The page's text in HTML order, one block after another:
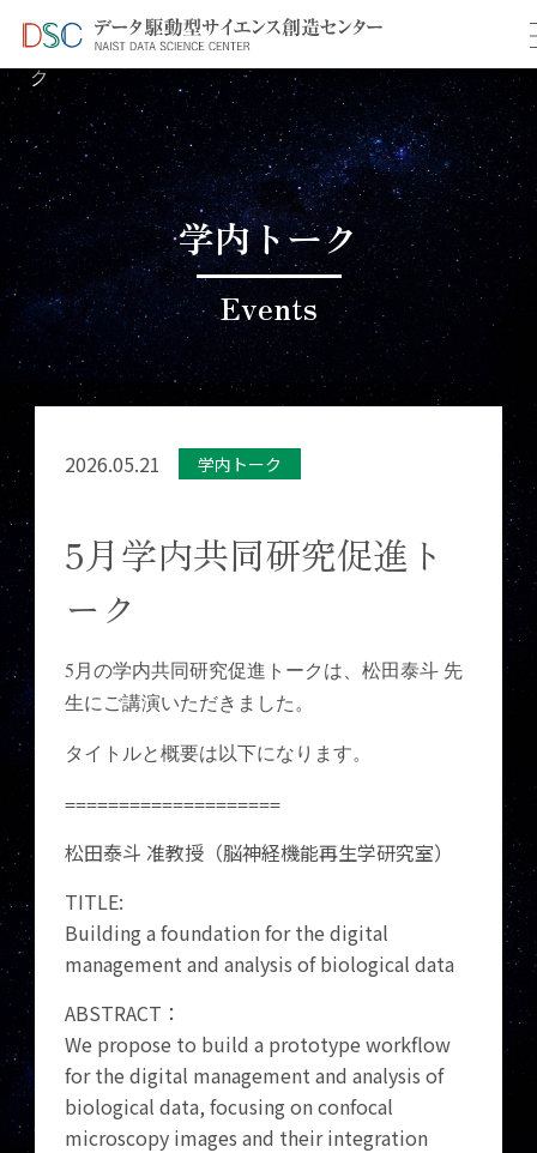
TOP ＞ イベント情報
＞ 5月学内共同研究促進トー
ク
学内トーク
Events
2026.05.21 学内トーク
5月学内共同研究促進ト
ーク
5月の学内共同研究促進トークは、松田泰斗 先
生にご講演いただきました。
タイトルと概要は以下になります。
====================
松田泰斗 准教授（脳神経機能再生学研究室）
TITLE:
Building a foundation for the digital
management and analysis of biological data
ABSTRACT：
We propose to build a prototype workflow
for the digital management and analysis of
biological data, focusing on confocal
microscopy images and their integration